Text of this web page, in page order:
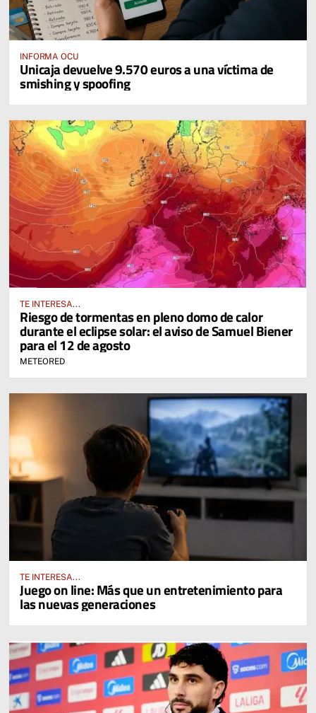
INFORMA OCU
Unicaja devuelve 9.570 euros a una víctima de
smishing y spoofing
TE INTERESA...
Riesgo de tormentas en pleno domo de calor
durante el eclipse solar: el aviso de Samuel Biener
para el 12 de agosto
METEORED
TE INTERESA...
Juego on line: Más que un entretenimiento para
las nuevas generaciones